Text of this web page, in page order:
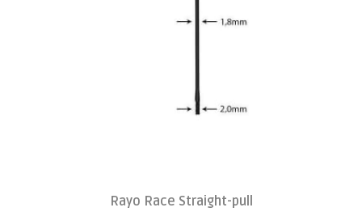
Rayo Race Straight-pull